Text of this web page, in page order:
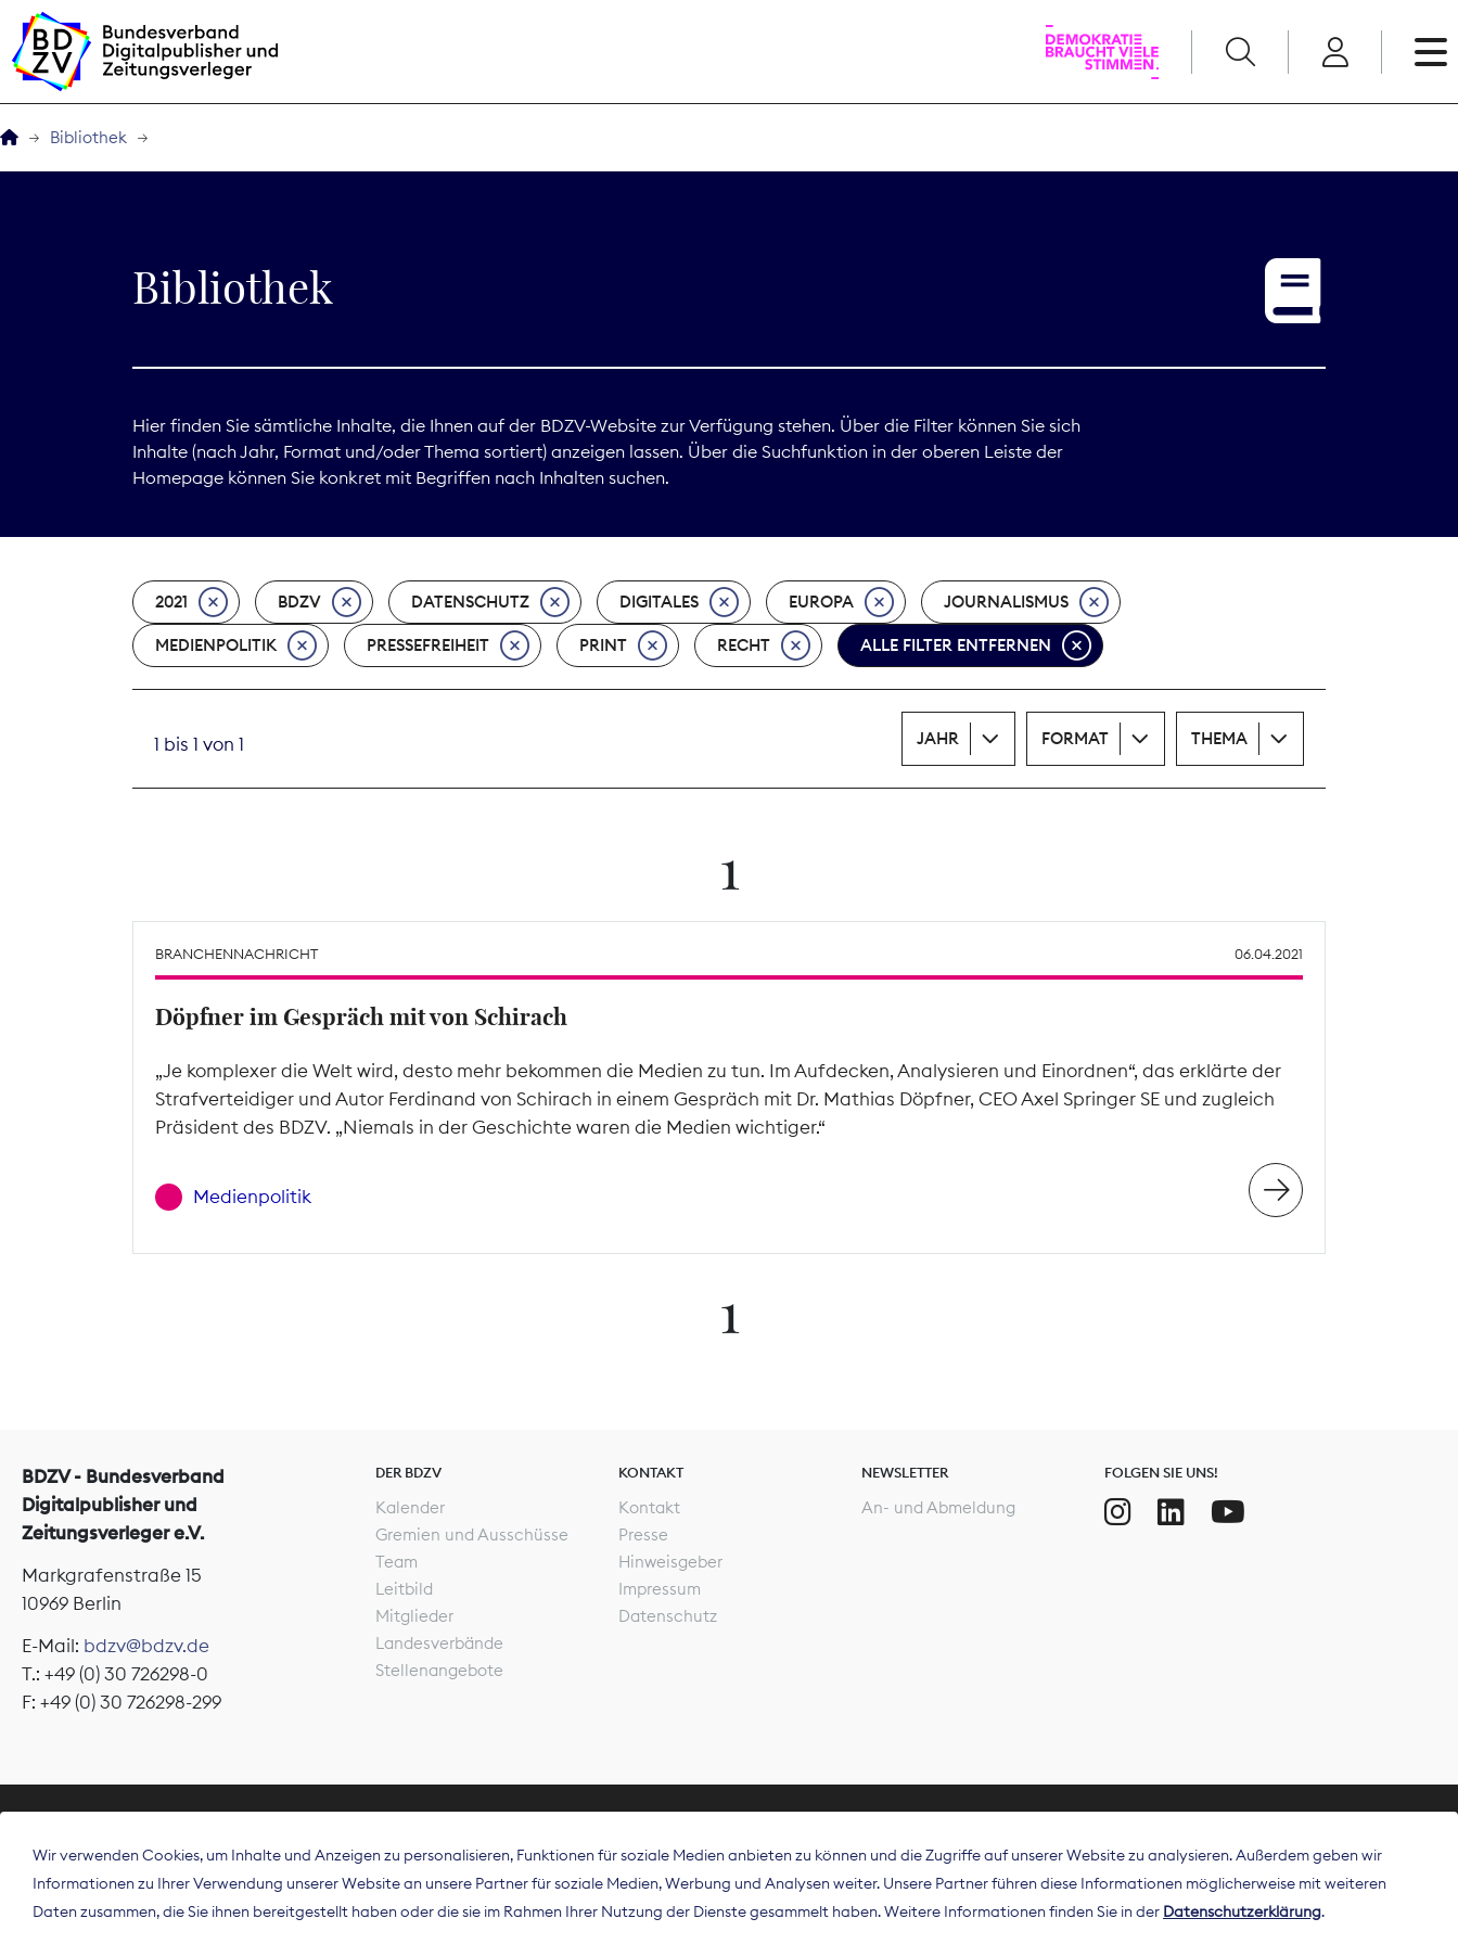
BDZVplus GmbH
Service
Print
Bibliothek
Bibliothek
Hier finden Sie sämtliche Inhalte, die Ihnen auf der BDZV-Website zur Verfügung stehen. Über die Filter können Sie sich
Inhalte (nach Jahr, Format und/oder Thema sortiert) anzeigen lassen. Über die Suchfunktion in der oberen Leiste der
Homepage können Sie konkret mit Begriffen nach Inhalten suchen.
2021 BDZV DATENSCHUTZ DIGITALES EUROPA JOURNALISMUS
MEDIENPOLITIK PRESSEFREIHEIT PRINT RECHT ALLE FILTER ENTFERNEN
1 bis 1 von 1 JAHR FORMAT THEMA
1
BRANCHENNACHRICHT 06.04.2021
Döpfner im Gespräch mit von Schirach
„Je komplexer die Welt wird, desto mehr bekommen die Medien zu tun. Im Aufdecken, Analysieren und Einordnen“, das erklärte der
Strafverteidiger und Autor Ferdinand von Schirach in einem Gespräch mit Dr. Mathias Döpfner, CEO Axel Springer SE und zugleich
Präsident des BDZV. „Niemals in der Geschichte waren die Medien wichtiger.“
Medienpolitik
1
BDZV - Bundesverband
Digitalpublisher und
Zeitungsverleger e.V.
Markgrafenstraße 15
10969 Berlin
E-Mail: bdzv@bdzv.de
T.: +49 (0) 30 726298-0
F: +49 (0) 30 726298-299
DER BDZV
Kalender
Gremien und Ausschüsse
Team
Leitbild
Mitglieder
Landesverbände
Stellenangebote
KONTAKT
Kontakt
Presse
Hinweisgeber
Impressum
Datenschutz
NEWSLETTER
An- und Abmeldung
FOLGEN SIE UNS!
Der Bundesverband Digitalpublisher und Zeitungsverleger (BDZV) vertritt als
Spitzenorganisation die Interessen der Zeitungsverlage und digitalen Publisher in
Deutschland und auf EU-Ebene.
Wir verwenden Cookies, um Inhalte und Anzeigen zu personalisieren, Funktionen für soziale Medien anbieten zu können und die Zugriffe auf unserer Website zu analysieren. Außerdem geben wir
Informationen zu Ihrer Verwendung unserer Website an unsere Partner für soziale Medien, Werbung und Analysen weiter. Unsere Partner führen diese Informationen möglicherweise mit weiteren
Daten zusammen, die Sie ihnen bereitgestellt haben oder die sie im Rahmen Ihrer Nutzung der Dienste gesammelt haben. Weitere Informationen finden Sie in der Datenschutzerklärung.